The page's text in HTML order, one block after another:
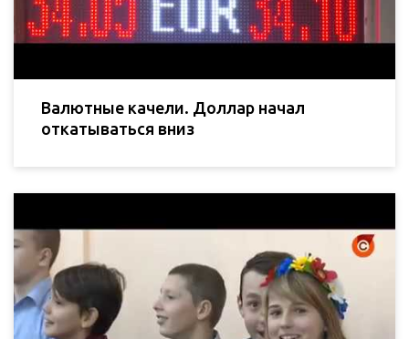
Валютные качели. Доллар начал
откатываться вниз